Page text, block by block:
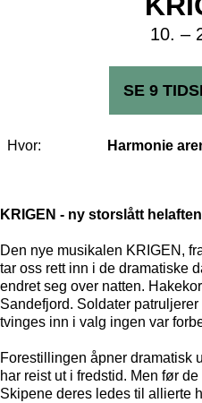
10. –
SE 9
Hvor: Harmonie
KRIGEN - ny storslått
Den nye musikalen KRIGEN,
tar oss rett inn i de dramatiske
endret seg over natten.
Sandefjord. Soldater
tvinges inn i valg ingen var
Forestillingen åpner dramatisk
har reist ut i fredstid. Men før
Skipene deres ledes til allierte